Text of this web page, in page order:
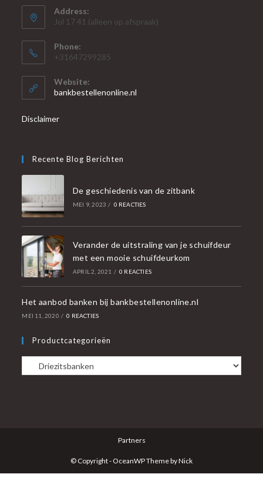
Address:
Jol 17 41 (alleen op afspraak)
Phone:
+31647299285
Website:
bankbestellenonline.nl
Disclaimer
Recente Blog Berichten
De geschiedenis van de zitbank
MEI 9, 2023 / 0 REACTIES
Verander de uitstraling van je schuifdeur
met een mooie schuifdeurkom
APRIL 2, 2021 / 0 REACTIES
Het aanbod banken bij bankbestellenonline.nl
MEI 11, 2020 / 0 REACTIES
Productcategorieën
Partners
© Copyright - OceanWP Theme by Nick